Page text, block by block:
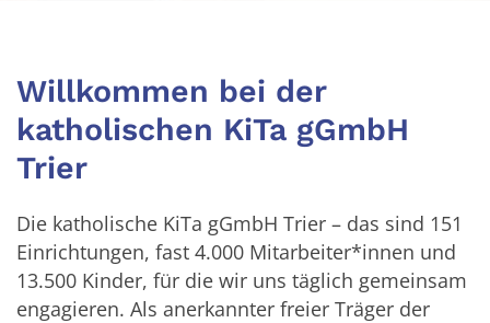
Willkommen bei der
katholischen KiTa gGmbH
Trier
Die katholische KiTa gGmbH Trier – das sind 151
Einrichtungen, fast 4.000 Mitarbeiter*innen und
13.500 Kinder, für die wir uns täglich gemeinsam
engagieren. Als anerkannter freier Träger der